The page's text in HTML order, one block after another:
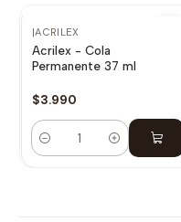
|ACRILEX
Acrilex - Cola
Permanente 37 ml
$3.990
Cantidad